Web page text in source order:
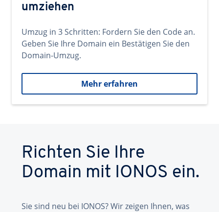
umziehen
Umzug in 3 Schritten: Fordern Sie den Code an.
Geben Sie Ihre Domain ein Bestätigen Sie den
Domain-Umzug.
Mehr erfahren
Richten Sie Ihre
Domain mit IONOS ein.
Sie sind neu bei IONOS? Wir zeigen Ihnen, was